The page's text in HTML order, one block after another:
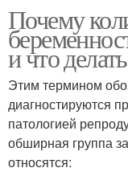
Почему
и что делать
Этим термином
диагностируются
патологией
обширная группа
относятся: